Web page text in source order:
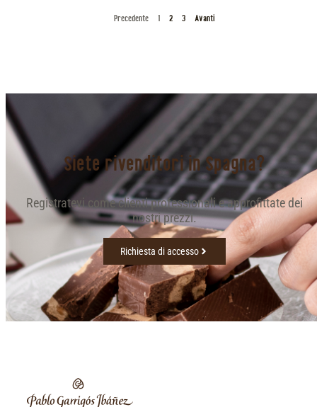
Precedente 1 2 3 Avanti
Siete rivenditori in Spagna?
Registratevi come clienti professionali e approfittate dei
nostri prezzi.
Richiesta di accesso